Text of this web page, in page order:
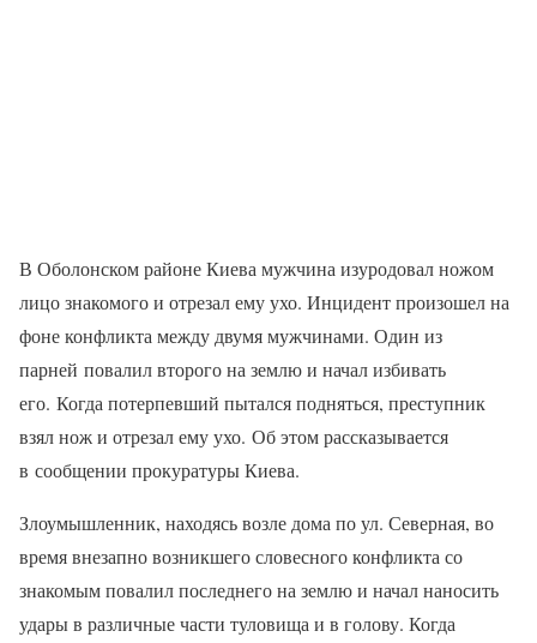
В Оболонском районе Киева мужчина изуродовал ножом
лицо знакомого и отрезал ему ухо. Инцидент произошел на
фоне конфликта между двумя мужчинами. Один из
парней повалил второго на землю и начал избивать
его. Когда потерпевший пытался подняться, преступник
взял нож и отрезал ему ухо. Об этом рассказывается
в сообщении прокуратуры Киева.
Злоумышленник, находясь возле дома по ул. Северная, во
время внезапно возникшего словесного конфликта со
знакомым повалил последнего на землю и начал наносить
удары в различные части туловища и в голову. Когда